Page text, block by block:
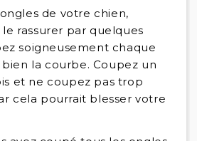
de votre chien,
rassurer par quelques
soigneusement chaque
la courbe. Coupez un
et ne coupez pas trop
cela pourrait blesser votre